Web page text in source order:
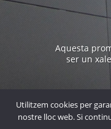
Aquesta
ser un
Edifici
obra de un
Utilitzem cookies per
nostre lloc web. Si